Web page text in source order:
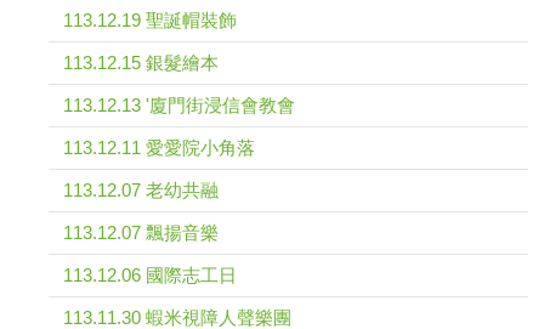
113.12.19 聖誕帽裝飾
113.12.15 銀髮繪本
113.12.13 '廈門街浸信會教會
113.12.11 愛愛院小角落
113.12.07 老幼共融
113.12.07 飄揚音樂
113.12.06 國際志工日
113.11.30 蝦米視障人聲樂團